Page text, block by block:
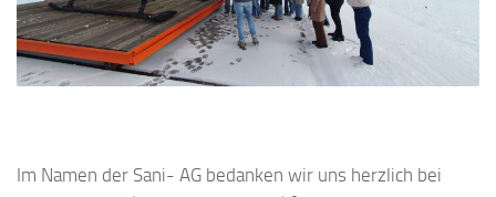
Im Namen der Sani- AG bedanken wir uns herzlich bei